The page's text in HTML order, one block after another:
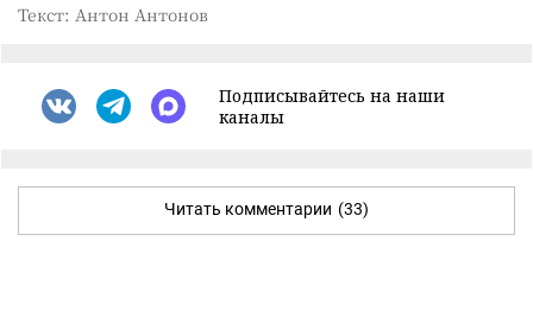
Текст: Антон Антонов
Подписывайтесь на наши
каналы
Читать комментарии (33)